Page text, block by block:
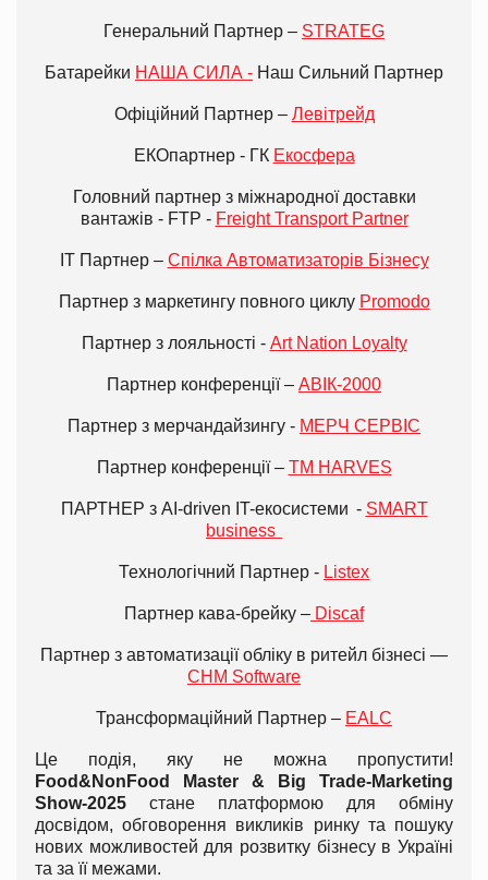
Генеральний Партнер – STRATEG
Батарейки НАША СИЛА - Наш Сильний Партнер
Офіційний Партнер – Левітрейд
ЕКОпартнер - ГК Екосфера
Головний партнер з міжнародної доставки
вантажів - FTP - Freight Transport Partner
ІТ Партнер – Спілка Автоматизаторів Бізнесу
Партнер з маркетингу повного циклу Promodo
Партнер з лояльності - Art Nation Loyalty
Партнер конференції – АВІК-2000
Партнер з мерчандайзингу - МЕРЧ СЕРВІС
Партнер конференції – ТМ HARVES
ПАРТНЕР з AI-driven IT-екосистеми - SMART
business
Технологічний Партнер - Listex
Партнер кава-брейку – Discaf
Партнер з автоматизації обліку в ритейл бізнесі —
CHM Software
Трансформаційний Партнер – EALC
Це подія, яку не можна пропустити!
Food&NonFood Master & Big Trade-Marketing
Show-2025 стане платформою для обміну
досвідом, обговорення викликів ринку та пошуку
нових можливостей для розвитку бізнесу в Україні
та за її межами.